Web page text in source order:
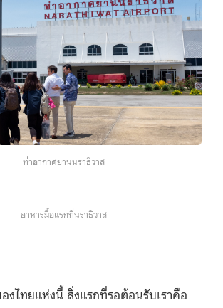
ท่าอากาศยานนราธิวาส
อาหารมื้อแรกที่นราธิวาส
งไทยแห่งนี้ สิ่งแรกที่รอต้อนรับเราคือ